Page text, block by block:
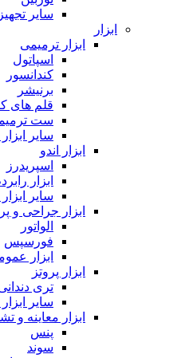
سایر
ابزار
ابزار ترمیمی
اسپاتول
کندانسور
برنیشر
قلم های
ست
سایر
ابزار اندو
اسپریدرز
ابزار
سایر ابزار
ابزار جراحی و
الواتور
فورسپس
ابزار
ابزار پروتز
تری
سایر ابزار
ابزار معاینه و
پنس
سوند